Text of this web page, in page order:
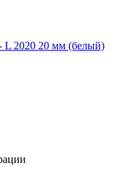
L 2020 20 мм (белый)